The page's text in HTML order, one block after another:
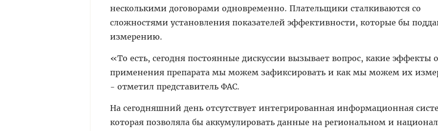
несколькими договорами одновременно. Плательщики сталкиваются со
сложностями установления показателей эффективности, которые бы
измерению.
«То есть, сегодня постоянные дискуссии вызывает вопрос, какие эффекты
применения препарата мы можем зафиксировать и как мы можем их
- отметил представитель ФАС.
На сегодняшний день отсутствует интегрированная информационная
которая позволяла бы аккумулировать данные на региональном и